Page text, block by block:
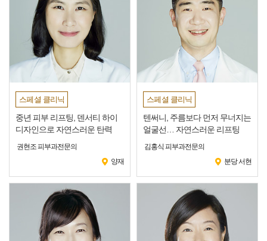
스페셜 클리닉
중년 피부 리프팅, 덴서티 하이
디자인으로 자연스러운 탄력
권현조 피부과전문의
양재
스페셜 클리닉
텐써니, 주름보다 먼저 무너지는
얼굴선… 자연스러운 리프팅
김홍식 피부과전문의
분당 서현